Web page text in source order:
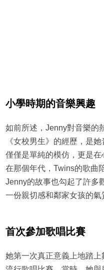
小學時期的音樂興趣
如前所述，Jenny對音樂的
《女校男生》的經歷，是
僅僅是單純的模仿，更是在
在那個年代，Twins的歌曲
Jenny的故事也勾起了許多
一份親切感和鄰家女孩的氣
首次參加歌唱比賽
她第一次真正意義上地踏上